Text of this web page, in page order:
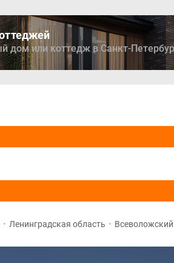
дом или коттедж в Санкт-
• Ленинградская область •